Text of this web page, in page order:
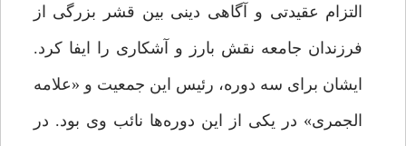
التزام عقیدتی و آگاهی دینی بین قشر بزرگی از
فرزندان جامعه نقش بارز و آشکاری را ایفا کرد.
ایشان برای سه دوره، رئیس این جمعیت و «علامه
الجمری» در یکی از این دوره‌ها نائب وی بود. در